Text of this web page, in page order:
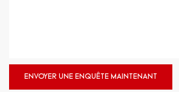
ENVOYER UNE ENQUÊTE MAINTENANT